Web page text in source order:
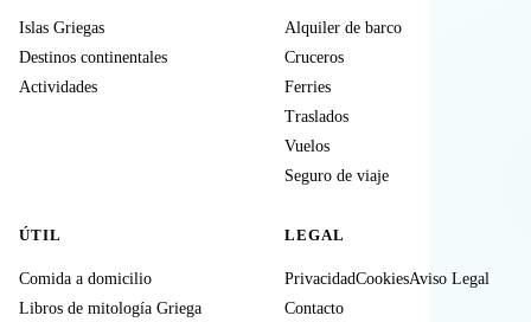
Islas Griegas
Destinos continentales
Actividades
Alquiler de barco
Cruceros
Ferries
Traslados
Vuelos
Seguro de viaje
ÚTIL
Comida a domicilio
Libros de mitología Griega
LEGAL
PrivacidadCookiesAviso Legal
Contacto